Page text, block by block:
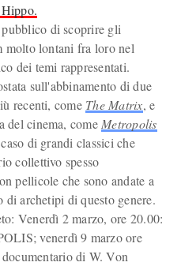
pubblico di scoprire gli
lontani fra loro nel
dei temi rappresentati.
sull'abbinamento di due
recenti, come The Matrix, e
del cinema, come Metropolis
di grandi classici che
collettivo spesso
pellicole che sono andate a
archetipi di questo genere.
Venerdì 2 marzo, ore 20.00:
venerdì 9 marzo ore
di W. Von